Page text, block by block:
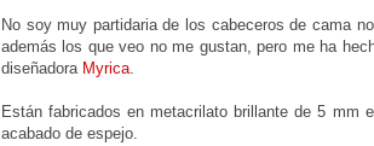
No soy muy partidaria de los cabeceros de cama
además los que veo no me gustan, pero me ha
diseñadora Myrica.
Están fabricados en metacrilato brillante de 5 mm
acabado de espejo.